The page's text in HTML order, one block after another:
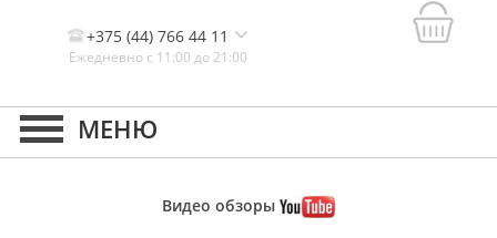
+375 (44) 766 44 11
Ежедневно с 11:00 до 21:00
Контакты, и схема проезда
Видео обзоры